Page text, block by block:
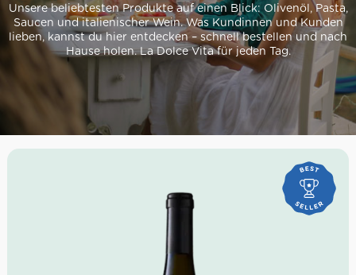
Unsere beliebtesten Produkte auf einen Blick: Olivenöl, Pasta,
Saucen und italienischer Wein. Was Kundinnen und Kunden
lieben, kannst du hier entdecken – schnell bestellen und nach
Hause holen. La Dolce Vita für jeden Tag.